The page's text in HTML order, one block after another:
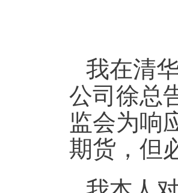
我在清
公司徐总
监会为响
期货，但